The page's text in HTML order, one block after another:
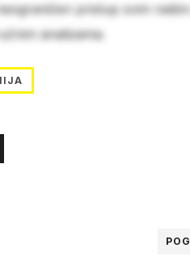
pristup svim
analizama.